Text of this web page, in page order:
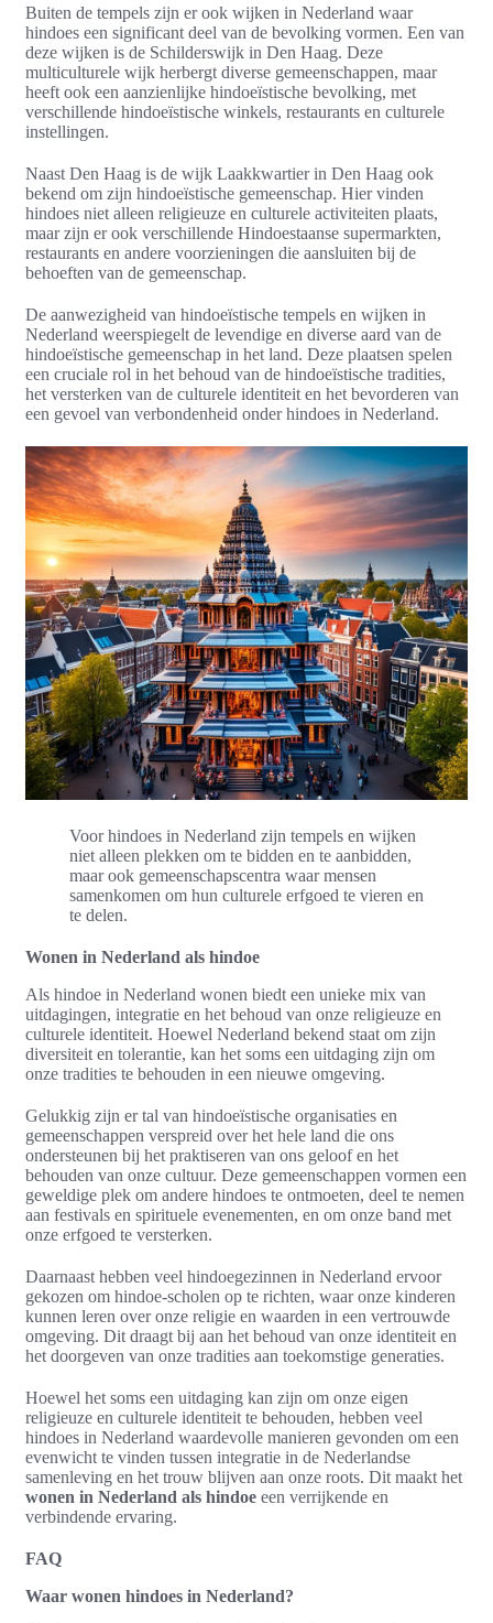
Buiten de tempels zijn er ook wijken in Nederland waar
hindoes een significant deel van de bevolking vormen. Een van
deze wijken is de Schilderswijk in Den Haag. Deze
multiculturele wijk herbergt diverse gemeenschappen, maar
heeft ook een aanzienlijke hindoeïstische bevolking, met
verschillende hindoeïstische winkels, restaurants en culturele
instellingen.
Naast Den Haag is de wijk Laakkwartier in Den Haag ook
bekend om zijn hindoeïstische gemeenschap. Hier vinden
hindoes niet alleen religieuze en culturele activiteiten plaats,
maar zijn er ook verschillende Hindoestaanse supermarkten,
restaurants en andere voorzieningen die aansluiten bij de
behoeften van de gemeenschap.
De aanwezigheid van hindoeïstische tempels en wijken in
Nederland weerspiegelt de levendige en diverse aard van de
hindoeïstische gemeenschap in het land. Deze plaatsen spelen
een cruciale rol in het behoud van de hindoeïstische tradities,
het versterken van de culturele identiteit en het bevorderen van
een gevoel van verbondenheid onder hindoes in Nederland.
Voor hindoes in Nederland zijn tempels en wijken
niet alleen plekken om te bidden en te aanbidden,
maar ook gemeenschapscentra waar mensen
samenkomen om hun culturele erfgoed te vieren en
te delen.
Wonen in Nederland als hindoe
Als hindoe in Nederland wonen biedt een unieke mix van
uitdagingen, integratie en het behoud van onze religieuze en
culturele identiteit. Hoewel Nederland bekend staat om zijn
diversiteit en tolerantie, kan het soms een uitdaging zijn om
onze tradities te behouden in een nieuwe omgeving.
Gelukkig zijn er tal van hindoeïstische organisaties en
gemeenschappen verspreid over het hele land die ons
ondersteunen bij het praktiseren van ons geloof en het
behouden van onze cultuur. Deze gemeenschappen vormen een
geweldige plek om andere hindoes te ontmoeten, deel te nemen
aan festivals en spirituele evenementen, en om onze band met
onze erfgoed te versterken.
Daarnaast hebben veel hindoegezinnen in Nederland ervoor
gekozen om hindoe-scholen op te richten, waar onze kinderen
kunnen leren over onze religie en waarden in een vertrouwde
omgeving. Dit draagt bij aan het behoud van onze identiteit en
het doorgeven van onze tradities aan toekomstige generaties.
Hoewel het soms een uitdaging kan zijn om onze eigen
religieuze en culturele identiteit te behouden, hebben veel
hindoes in Nederland waardevolle manieren gevonden om een
evenwicht te vinden tussen integratie in de Nederlandse
samenleving en het trouw blijven aan onze roots. Dit maakt het
wonen in Nederland als hindoe een verrijkende en
verbindende ervaring.
FAQ
Waar wonen hindoes in Nederland?